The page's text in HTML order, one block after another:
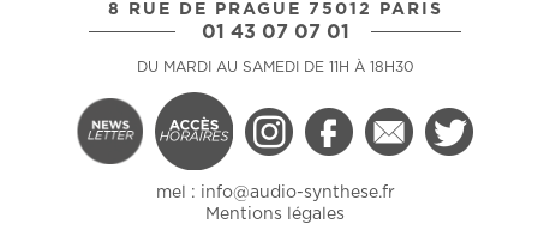
8 RUE DE PRAGUE 75012 PARIS
01 43 07 07 01
DU MARDI AU SAMEDI DE 11H À 18H30
mel : info@audio-synthese.fr
Mentions légales